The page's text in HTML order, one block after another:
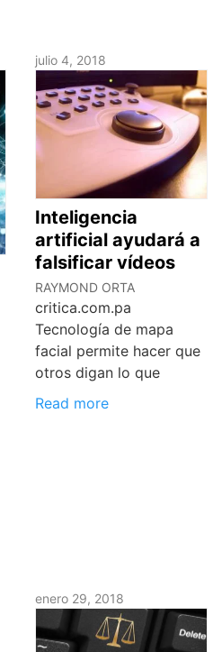
julio 4, 2018
Inteligencia
artificial ayudará a
falsificar vídeos
RAYMOND ORTA
critica.com.pa
Tecnología de mapa
facial permite hacer que
otros digan lo que
Read more
enero 29, 2018